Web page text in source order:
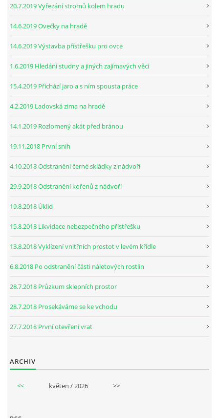
20.7.2019 Vyřezání stromů kolem hradu
14.6.2019 Ovečky na hradě
14.6.2019 Výstavba přístřešku pro ovce
1.6.2019 Hledání studny a jiných zajímavých věcí
15.4.2019 Přichází jaro a s ním spousta práce
4.2.2019 Ladovská zima na hradě
14.1.2019 Rozlomený akát před bránou
19.11.2018 První sníh
4.10.2018 Odstranění černé skládky z nádvoří
29.9.2018 Odstranění kořenů z nádvoří
19.8.2018 Úklid
15.8.2018 Likvidace nebezpečného přístřešku
13.8.2018 Vyklízení vnitřních prostot v levém křídle
6.8.2018 Po odstranění části náletových rostlin
28.7.2018 Průzkum sklepních prostor
28.7.2018 Prosekáváme se ke vchodu
27.7.2018 První otevření vrat
ARCHIV
<< květen / 2026 >>